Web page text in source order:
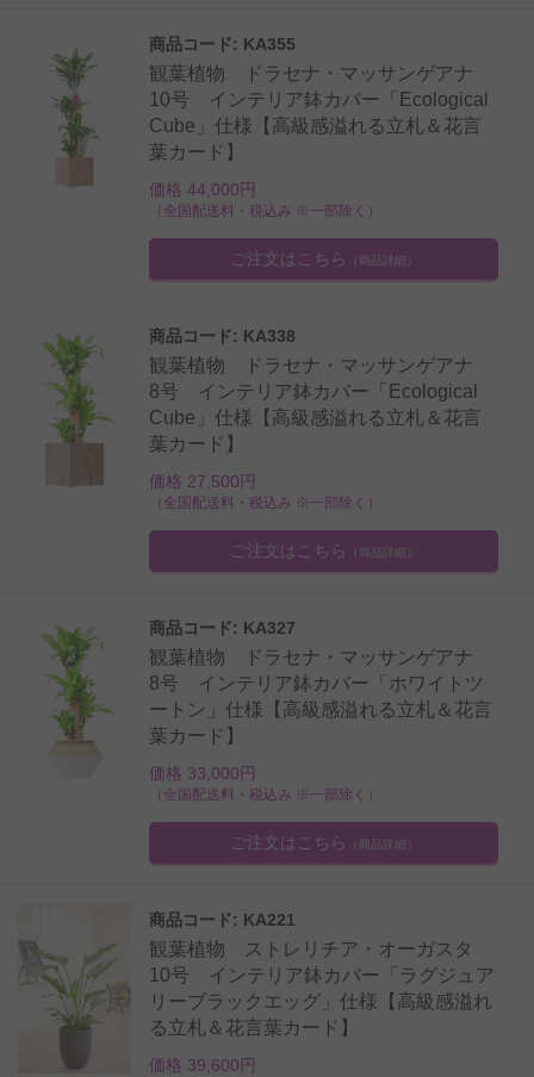
商品コード: KA355
観葉植物 ドラセナ・マッサンゲアナ
10号 インテリア鉢カバー「Ecological
Cube」仕様【高級感溢れる立札＆花言
葉カード】
価格 44,000円
（全国配送料・税込み ※一部除く）
ご注文はこちら （商品詳細）
商品コード: KA338
観葉植物 ドラセナ・マッサンゲアナ
8号 インテリア鉢カバー「Ecological
Cube」仕様【高級感溢れる立札＆花言
葉カード】
価格 27,500円
（全国配送料・税込み ※一部除く）
ご注文はこちら （商品詳細）
商品コード: KA327
観葉植物 ドラセナ・マッサンゲアナ
8号 インテリア鉢カバー「ホワイトツ
ートン」仕様【高級感溢れる立札＆花言
葉カード】
価格 33,000円
（全国配送料・税込み ※一部除く）
ご注文はこちら （商品詳細）
商品コード: KA221
観葉植物 ストレリチア・オーガスタ
10号 インテリア鉢カバー「ラグジュア
リーブラックエッグ」仕様【高級感溢れ
る立札＆花言葉カード】
価格 39,600円